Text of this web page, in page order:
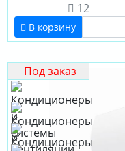
12
В корзину
Под заказ